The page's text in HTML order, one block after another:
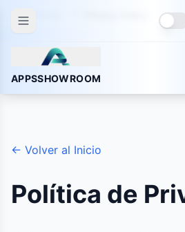
APPSSHOWROOM
← Volver al Inicio
Política de